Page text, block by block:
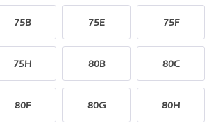
75B 75E 75F
75H 80B 80C
80F 80G 80H